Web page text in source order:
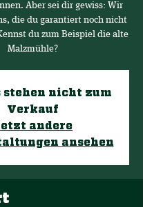
Aber sei dir gewiss: Wir
die du garantiert noch nicht
du zum Beispiel die alte
Malzmühle?
stehen nicht zum
Verkauf
andere
ansehen